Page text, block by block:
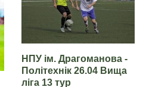
НПУ ім. Драгоманова -
Політехнік 26.04 Вища
ліга 13 тур